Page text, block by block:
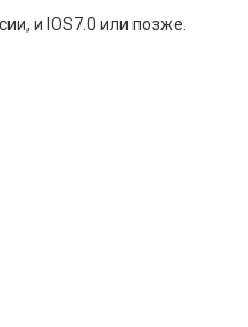
и IOS7.0 или позже.